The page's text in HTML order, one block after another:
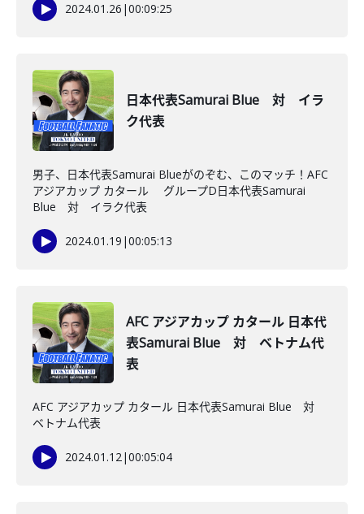
2024.01.26 |00:09:25
日本代表Samurai Blue 対 イラ
ク代表
男子、日本代表Samurai Blueがのぞむ、このマッチ！AFC
アジアカップ カタール グループD日本代表Samurai
Blue 対 イラク代表
2024.01.19 |00:05:13
AFC アジアカップ カタール 日本代
表Samurai Blue 対 ベトナム代
表
AFC アジアカップ カタール 日本代表Samurai Blue 対
ベトナム代表
2024.01.12|00:05:04